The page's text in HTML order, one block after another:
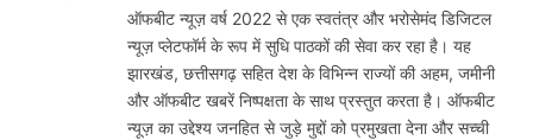
ऑफबीट न्यूज़ वर्ष 2022 से एक स्वतंत्र और भरोसेमंद डिजिटल
न्यूज़ प्लेटफॉर्म के रूप में सुधि पाठकों की सेवा कर रहा है। यह
झारखंड, छत्तीसगढ़ सहित देश के विभिन्न राज्यों की अहम, जमीनी
और ऑफबीट खबरें निष्पक्षता के साथ प्रस्तुत करता है। ऑफबीट
न्यूज़ का उद्देश्य जनहित से जुड़े मुद्दों को प्रमुखता देना और सच्ची